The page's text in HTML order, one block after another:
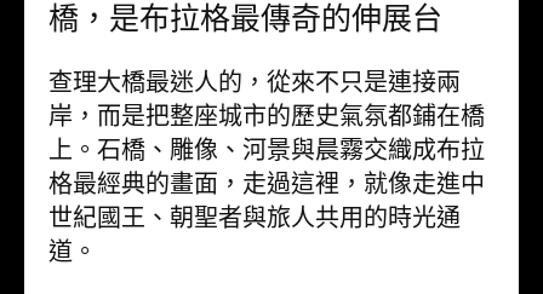
橋，是布拉格最傳奇的伸展台
查理大橋最迷人的，從來不只是連接兩
岸，而是把整座城市的歷史氣氛都鋪在橋
上。石橋、雕像、河景與晨霧交織成布拉
格最經典的畫面，走過這裡，就像走進中
世紀國王、朝聖者與旅人共用的時光通
道。